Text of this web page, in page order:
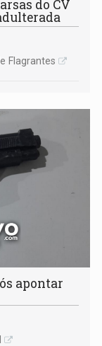
do CV
Flagrantes
apontar